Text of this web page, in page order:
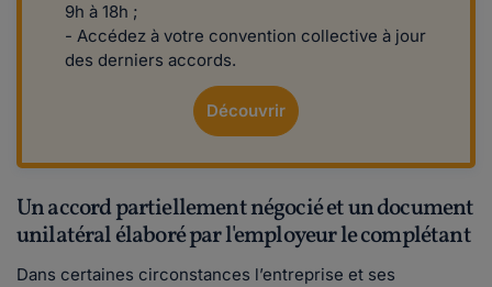
9h à 18h ;
- Accédez à votre convention collective à jour
des derniers accords.
Découvrir
Un accord partiellement négocié et un document
unilatéral élaboré par l'employeur le complétant
Dans certaines circonstances l’entreprise et ses